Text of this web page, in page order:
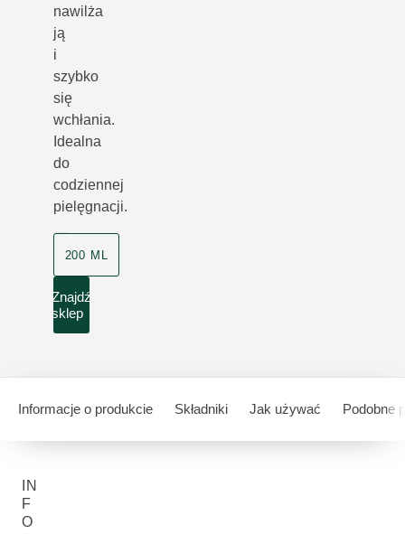
nawilża
ją
i
szybko
się
wchłania.
Idealna
do
codziennej
pielęgnacji.
200 ML
Znajdź
sklep
Informacje o produkcie Składniki Jak używać Podobne
IN
F
O